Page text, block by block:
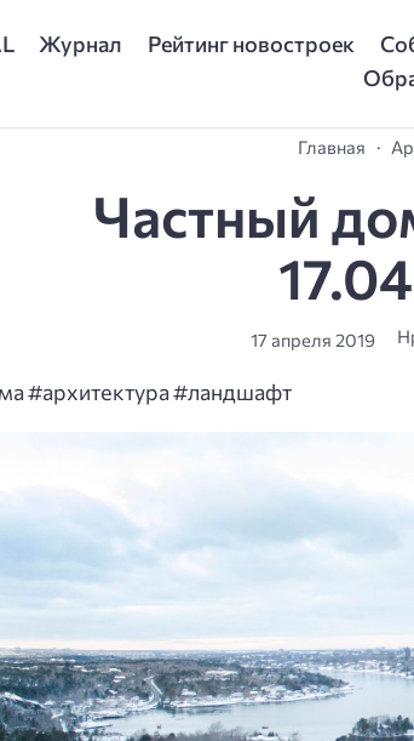
Журнал Рейтинг новостроек
Главная
Частный
17 апреля 2019
#архитектура #ландшафт